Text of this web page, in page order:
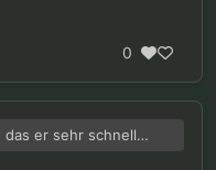
0
das er sehr schnell
doch irgendwo: